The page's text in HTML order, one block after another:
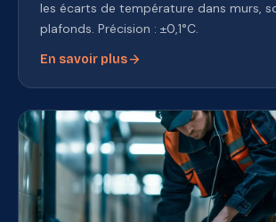
les écarts de température dans murs,
plafonds. Précision : ±0,1°C.
En savoir plusarrow_forward